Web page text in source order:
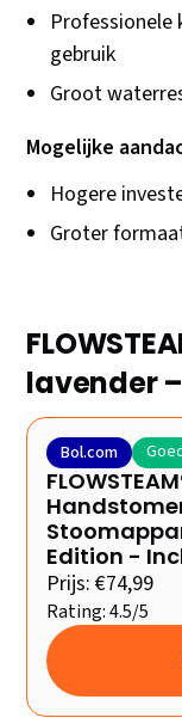
gebruik
Groot
Mogelijke
Hogere
Groter
lavender
Bol.com
Edition -
Prijs: €74,99
Rating: 4.5/5